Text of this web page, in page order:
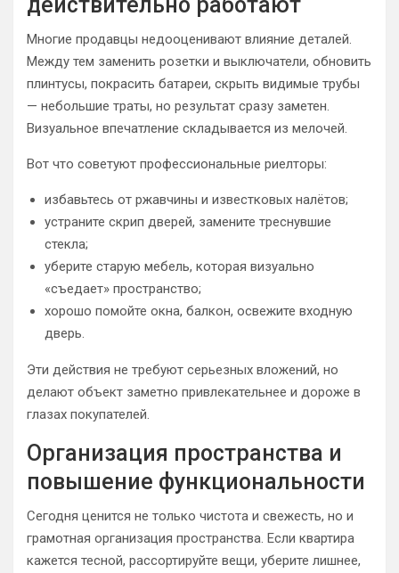
Многие продавцы недооценивают влияние деталей.
Между тем заменить розетки и выключатели, обновить
плинтусы, покрасить батареи, скрыть видимые трубы
— небольшие траты, но результат сразу заметен.
Визуальное впечатление складывается из мелочей.
Вот что советуют профессиональные риелторы:
избавьтесь от ржавчины и известковых налётов;
устраните скрип дверей, замените треснувшие
стекла;
уберите старую мебель, которая визуально
«съедает» пространство;
хорошо помойте окна, балкон, освежите входную
дверь.
Эти действия не требуют серьезных вложений, но
делают объект заметно привлекательнее и дороже в
глазах покупателей.
Организация пространства и
повышение функциональности
Сегодня ценится не только чистота и свежесть, но и
грамотная организация пространства. Если квартира
кажется тесной, рассортируйте вещи, уберите лишнее,